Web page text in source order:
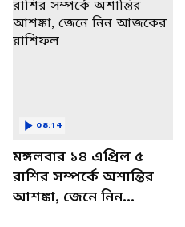
মঙ্গলবার ১৪ এপ্রিল ৫
রাশির সম্পর্কে অশান্তির
আশঙ্কা, জেনে নিন
08:14